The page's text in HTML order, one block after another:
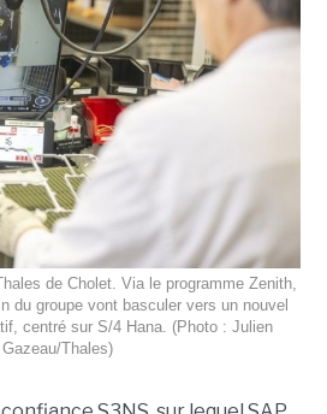
de Cholet. Via le programme Zenith,
du groupe vont basculer vers un nouvel
centré sur S/4 Hana. (Photo : Julien
Gazeau/Thales)